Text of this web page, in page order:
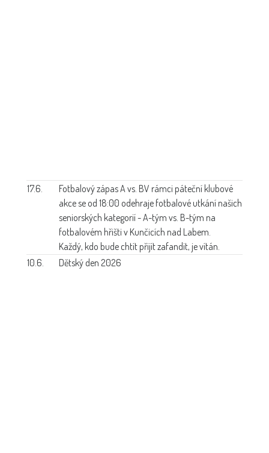
17.6. Fotbalový zápas A vs. BV rámci páteční klubové
akce se od 18:00 odehraje fotbalové utkání našich
seniorských kategorií - A-tým vs. B-tým na
fotbalovém hřišti v Kunčicích nad Labem.
Každý, kdo bude chtít přijít zafandit, je vítán.
10.6.
Dětský den 2026